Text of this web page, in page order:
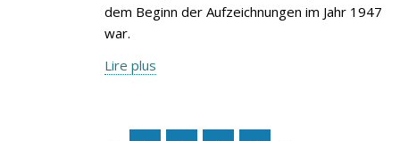
dem Beginn der Aufzeichnungen im Jahr 1947
war.
Lire plus